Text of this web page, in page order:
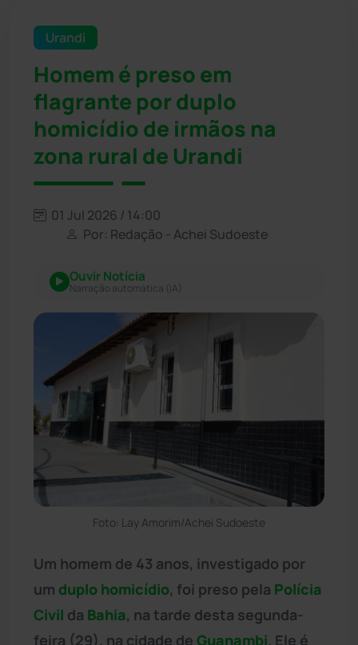
Urandi
Homem é preso em
flagrante por duplo
homicídio de irmãos na
zona rural de Urandi
01 Jul 2026 / 14:00
Por: Redação - Achei Sudoeste
Ouvir Notícia
Narração automática (IA)
Foto: Lay Amorim/Achei Sudoeste
Um homem de 43 anos, investigado por
um duplo homicídio, foi preso pela Polícia
Civil da Bahia, na tarde desta segunda-
feira (29), na cidade de Guanambi. Ele é